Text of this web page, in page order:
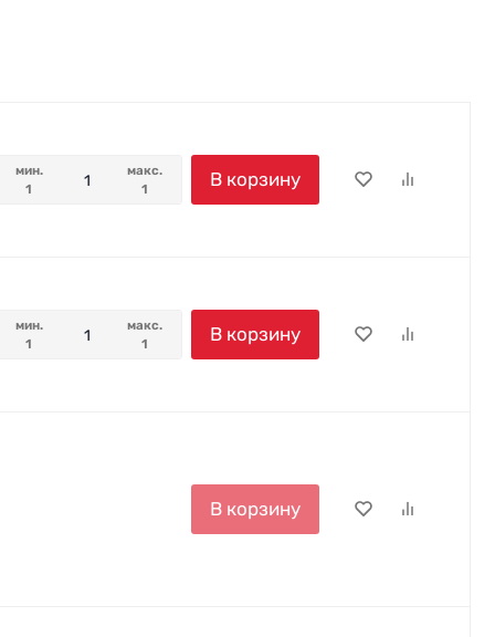
мин.
1
макс.
1
В корзину
мин.
1
макс.
1
В корзину
В корзину